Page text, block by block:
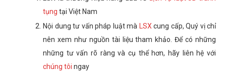
tụng tại Việt Nam
Nội dung tư vấn pháp luật mà
LSX cung cấp, Quý vị chỉ
nên xem như nguồn tài liệu tham khảo. Để có những
những tư vấn rõ ràng và cụ thể hơn, hãy liên hệ với
chúng tôi ngay